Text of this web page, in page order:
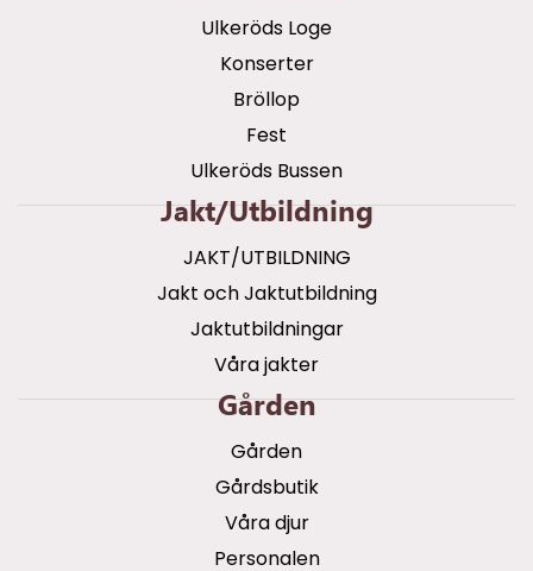
Ulkeröds Loge
Konserter
Bröllop
Fest
Ulkeröds Bussen
Jakt/utbildning
JAKT/UTBILDNING
Jakt och Jaktutbildning
Jaktutbildningar
Våra jakter
Gården
Gården
Gårdsbutik
Våra djur
Personalen